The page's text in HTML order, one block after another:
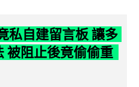
私自建留言板 讓多
被阻止後竟偷偷重